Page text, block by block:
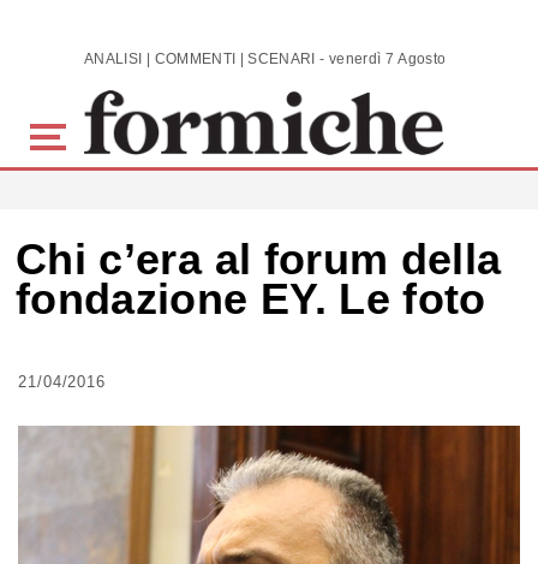
Skip to main content ANALISI | COMMENTI | SCENARI - venerdì 7 Agosto 2026
Chi c’era al forum della
fondazione EY. Le foto
21/04/2016